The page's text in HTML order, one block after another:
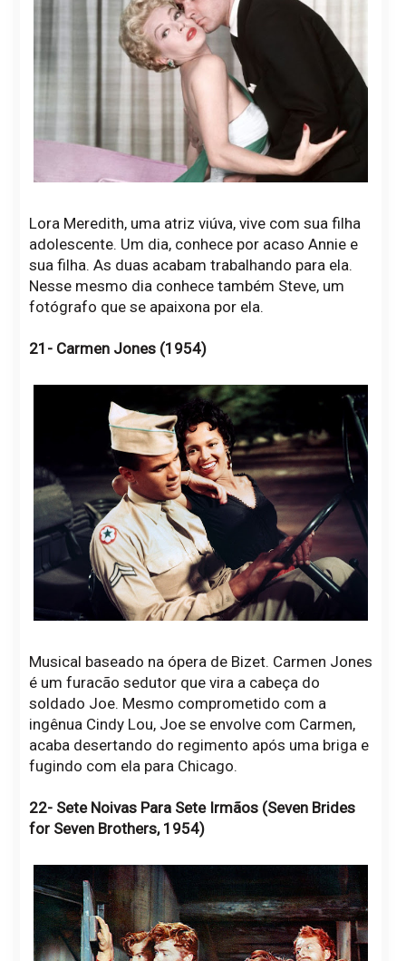
Lora Meredith, uma atriz viúva, vive com sua filha
adolescente. Um dia, conhece por acaso Annie e
sua filha. As duas acabam trabalhando para ela.
Nesse mesmo dia conhece também Steve, um
fotógrafo que se apaixona por ela.
21- Carmen Jones (1954)
Musical baseado na ópera de Bizet. Carmen Jones
é um furacão sedutor que vira a cabeça do
soldado Joe. Mesmo comprometido com a
ingênua Cindy Lou, Joe se envolve com Carmen,
acaba desertando do regimento após uma briga e
fugindo com ela para Chicago.
22- Sete Noivas Para Sete Irmãos (Seven Brides
for Seven Brothers, 1954)